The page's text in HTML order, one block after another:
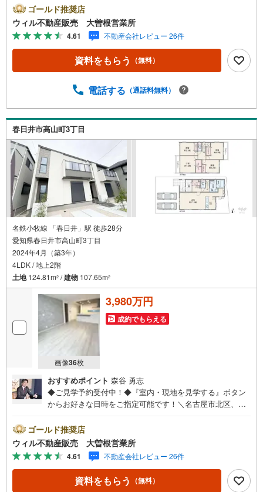
区、守山区の直接のご売却依頼を数多くいただいている不
動産仲介会社です。ネット上で分かる立地環境はもちろ
ん、過去にお任せいただいたお客様に現地の生の声をもと
に住戸環境を提案致します。＼平日のお住まい探しの方へ/
弊社では平日にご内覧・契約など平日にお住まい探しをさ
れるお客様にサービスをご用意しています。＼お仕事で忙
事前にご予約頂きましたら営業時間外でのご内覧もご対応
動産業者間で不動産情報が共有されているので、名古屋市
全域や、その他隣接エリアでもご内覧が可能です！ 【大曽
根営業所】○地下鉄名城線、JR中央線「大曽根」駅徒歩1分
○お子様が遊べるキッズスペースあり○定休日ございません
ゴールド推奨店
ウィル不動産販売 大曽根営業所
4.61 不動産会社レビュー 26件
資料をもらう （無料）
電話する （通話料無料）
春日井市高山町3丁目
名鉄小牧線 「春日井」駅 徒歩28分
愛知県春日井市高山町3丁目
2024年4月（築3年）
4LDK / 地上2階
土地124.81m2 /建物 107.65m2
画像36枚
3,980万円
成約でもらえる
おすすめポイント 森谷 勇志
◆ご見学予約受付中！◆『室内・現地を見学する』ボタン
からお好きな日時をご指定可能です！＼名古屋市北区、守
区、守山区の直接のご売却依頼を数多くいただいている不
動産仲介会社です。ネット上で分かる立地環境はもちろ
ん、過去にお任せいただいたお客様に現地の生の声をもと
に住戸環境を提案致します。＼平日のお住まい探しの方へ/
弊社では平日にご内覧・契約など平日にお住まい探しをさ
れるお客様にサービスをご用意しています。＼お仕事で忙
ゴールド推奨店
ウィル不動産販売 大曽根営業所
4.61 不動産会社レビュー 26件
資料をもらう （無料）